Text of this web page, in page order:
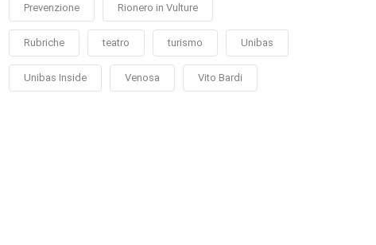
Prevenzione Rionero in Vulture
Rubriche teatro turismo Unibas
Unibas Inside Venosa Vito Bardi